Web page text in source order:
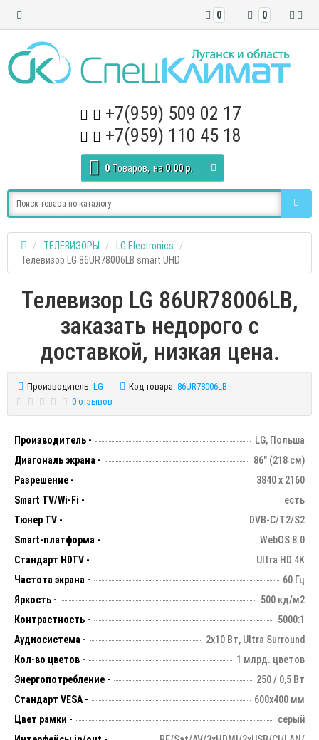
0
0
+7(959) 509 02 17
+7(959) 110 45 18
0 Tоваров, на 0.00 р.
ТЕЛЕВИЗОРЫ
LG Electronics
Телевизор LG 86UR78006LB smart UHD
Телевизор LG 86UR78006LB,
заказать недорого с
доставкой, низкая цена.
Производитель: LG Код товара: 86UR78006LB
0 отзывов
Производитель -
LG, Польша
Диагональ экрана -
86" (218 см)
Разрешение -
3840 х 2160
Smart TV/Wi-Fi -
есть
Тюнер TV -
DVB-C/T2/S2
Smart-платформа -
WebOS 8.0
Стандарт HDTV -
Ultra HD 4K
Частота экрана -
60 Гц
Яркость -
500 кд/м2
Контрастность -
5000:1
Аудиосистема -
2х10 Вт, Ultra Surround
Кол-во цветов -
1 млрд. цветов
Энергопотребление -
250 / 0,5 Вт
Стандарт VESA -
600х400 мм
Цвет рамки -
серый